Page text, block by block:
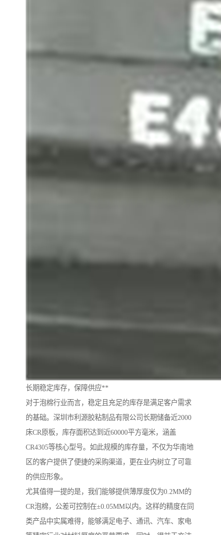
长期稳定库存，保障供应**
对于泡棉行业而言，稳定且充足的库存是满足客户需求
的基础。深圳市利源胶粘制品有限公司长期储备近2000
床CR原板，库存面积达到近60000平方毫米，涵盖
CR4305等核心型号。如此规模的库存量，不仅为华南地
区的客户提供了便捷的采购渠道，更在业内树立了可靠
的供应形象。
尤其值得一提的是，我们能够提供薄厚度仅为0.2MM的
CR泡棉，公差可控制在±0.05MM以内。这样的精度在同
类产品中实属难得，能够满足电子、通讯、汽车、家电